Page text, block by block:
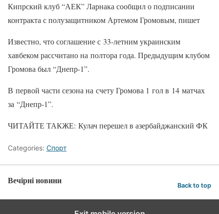
Кипрский клуб “АЕК” Ларнака сообщил о подписании
контракта с полузащитником Артемом Громовым, пишет
Известно, что соглашение с 33-летним украинским
хавбеком рассчитано на полтора года. Предыдущим клубом
Громова был “Днепр-1”.
В первой части сезона на счету Громова 1 гол в 14 матчах
за “Днепр-1”.
ЧИТАЙТЕ ТАКЖЕ: Кулач перешел в азербайджанский ФК
Categories: Спорт
Вечірні новини Back to top